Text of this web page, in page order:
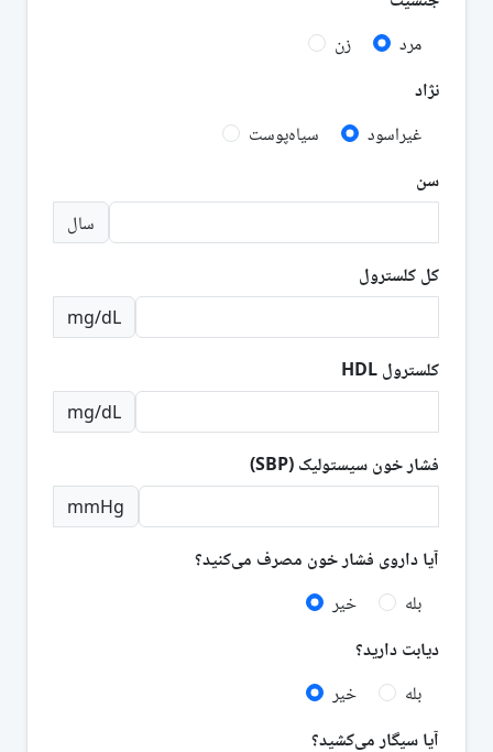
مرد
زن
نژاد
غیراسود
سیاه‌پوست
سن
سال
کل کلسترول
mg/dL
کلسترول HDL
mg/dL
فشار خون سیستولیک (SBP)
mmHg
آیا داروی فشار خون مصرف می‌کنید؟
بله
خیر
دیابت دارید؟
بله
خیر
آیا سیگار می‌کشید؟